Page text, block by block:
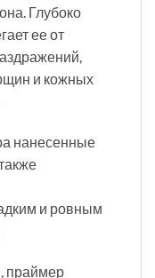
Глубоко
ее от
и кожных
нанесенные
и ровным
праймер